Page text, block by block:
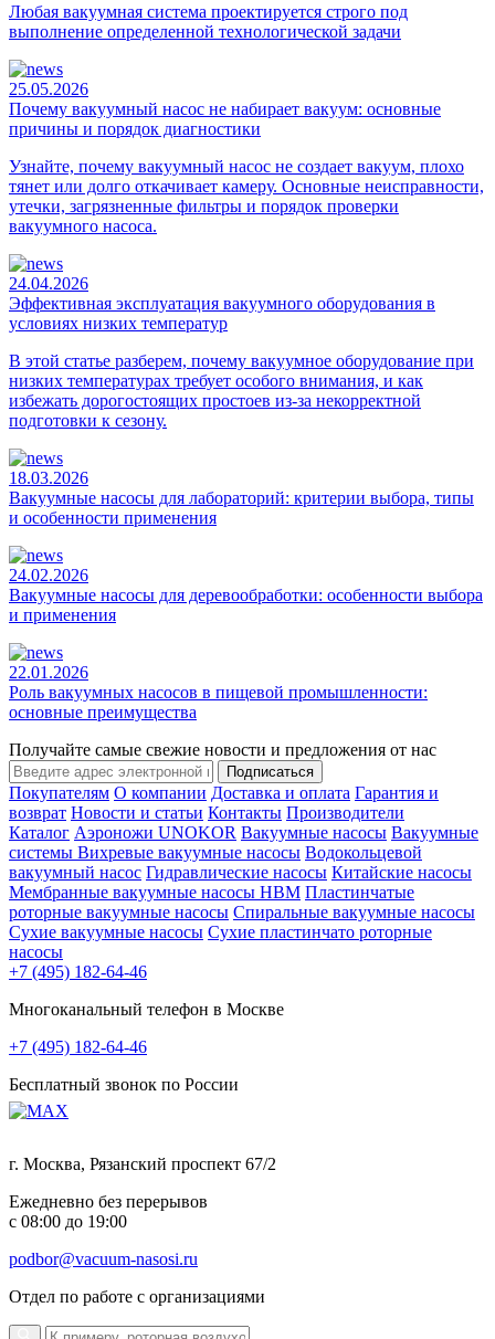
Любая вакуумная система проектируется строго под
выполнение определенной технологической задачи
25.05.2026
Почему вакуумный насос не набирает вакуум: основные
причины и порядок диагностики
Узнайте, почему вакуумный насос не создает вакуум, плохо
тянет или долго откачивает камеру. Основные неисправности,
утечки, загрязненные фильтры и порядок проверки
вакуумного насоса.
24.04.2026
Эффективная эксплуатация вакуумного оборудования в
условиях низких температур
В этой статье разберем, почему вакуумное оборудование при
низких температурах требует особого внимания, и как
избежать дорогостоящих простоев из-за некорректной
подготовки к сезону.
18.03.2026
Вакуумные насосы для лабораторий: критерии выбора, типы
и особенности применения
24.02.2026
Вакуумные насосы для деревообработки: особенности выбора
и применения
22.01.2026
Роль вакуумных насосов в пищевой промышленности:
основные преимущества
Получайте самые свежие новости и предложения от нас
Подписаться
Покупателям О компании Доставка и оплата Гарантия и
возврат Новости и статьи Контакты Производители
Каталог Аэроножи UNOKOR Вакуумные насосы Вакуумные
системы Вихревые вакуумные насосы Водокольцевой
вакуумный насос Гидравлические насосы Китайские насосы
Мембранные вакуумные насосы НВМ Пластинчатые
роторные вакуумные насосы Спиральные вакуумные насосы
Сухие вакуумные насосы Сухие пластинчато роторные
насосы
+7 (495) 182-64-46
Многоканальный телефон в Москве
+7 (495) 182-64-46
Бесплатный звонок по России
г. Москва, Рязанский проспект 67/2
Ежедневно без перерывов
с 08:00 до 19:00
podbor@vacuum-nasosi.ru
Отдел по работе с организациями